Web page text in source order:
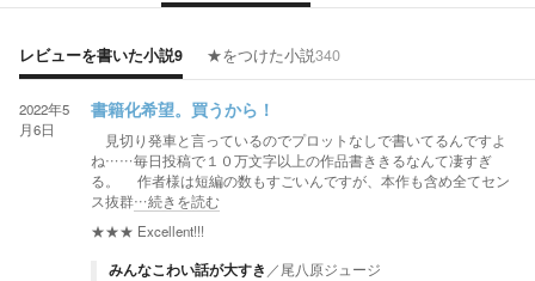
レビューを書いた小説9 ★をつけた小説340
2022年5
月6日
書籍化希望。買うから！
見切り発車と言っているのでプロットなしで書いてるんですよ
ね……毎日投稿で１０万文字以上の作品書ききるなんて凄すぎ
る。 作者様は短編の数もすごいんですが、本作も含め全てセン
ス抜群…続きを読む
★★★ Excellent!!!
みんなこわい話が大すき ／尾八原ジュージ